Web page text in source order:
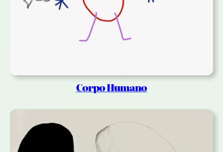
Corpo Humano